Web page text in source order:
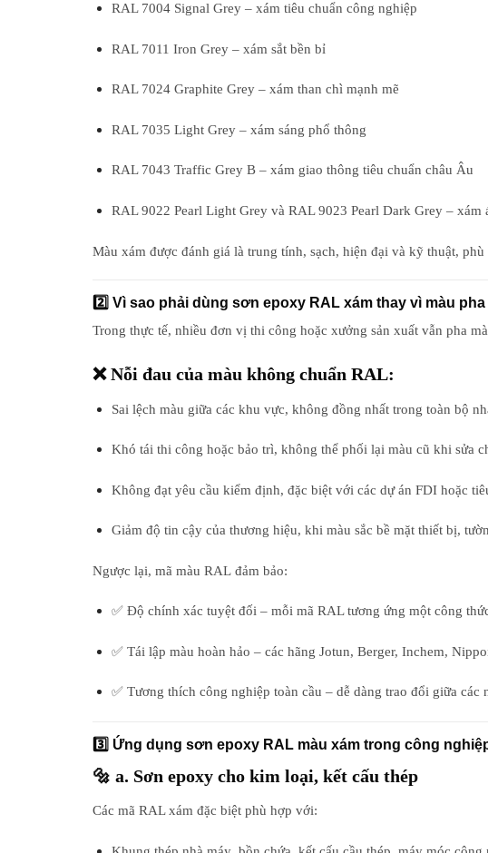
RAL 7004 Signal Grey– xám tiêu chuẩn công nghiệp
RAL 7011 Iron Grey– xám sắt bền bỉ
RAL 7024 Graphite Grey– xám than chì mạnh mẽ
RAL 7035 Light Grey– xám sáng phổ thông
RAL 7043 Traffic Grey B– xám giao thông tiêu chuẩn châu Âu
RAL 9022 Pearl Light Greyvà RAL 9023 Pearl Dark Grey– xám
Màu xám được đánh giá là trung tính, sạch, hiện đại và kỹ thuật,
2️⃣ Vì sao phải dùng sơn epoxy RAL xám thay vì màu
Trong thực tế, nhiều đơn vị thi công hoặc xưởng sản xuất vẫn pha
❌ Nỗi đau của màu không chuẩn RAL:
Sai lệch màu giữa các khu vực, không đồng nhất trong toàn bộ
Khó tái thi công hoặc bảo trì, không thể phối lại màu cũ khi sửa
Không đạt yêu cầu kiểm định, đặc biệt với các dự án FDI hoặc
Giảm độ tin cậy của thương hiệu, khi màu sắc bề mặt thiết bị,
Ngược lại, mã màu RAL đảm bảo:
✅ Độ chính xác tuyệt đối– mỗi mã RAL tương ứng một công
✅ Tái lập màu hoàn hảo – các hãng Jotun, Berger, Inchem,
✅ Tương thích công nghiệp toàn cầu – dễ dàng trao đổi giữa các
3️⃣ Ứng dụng sơn epoxy RAL màu xám trong công
🔩 a. Sơn epoxy cho kim loại, kết cấu thép
Các mã RAL xám đặc biệt phù hợp với: